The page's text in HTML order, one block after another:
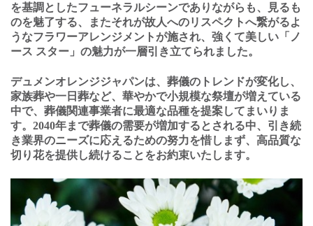
を基調としたフューネラルシーンでありながらも、⾒るも
のを魅了する、またそれが故⼈へのリスペクトへ繋がるよ
うなフラワーアレンジメントが施され、強くて美しい「ノ
ース スター」の魅⼒が⼀層引き⽴てられました。
デュメンオレンジジャパンは、葬儀のトレンドが変化し、
家族葬や⼀⽇葬など、華やかで⼩規模な祭壇が増えている
中で、葬儀関連事業者に最適な品種を提案してまいりま
す。 2040年まで葬儀の需要が増加するとされる中、引き続
き業界のニーズに応えるための努⼒を惜しまず、⾼品質な
切り花を提供し続けることをお約束いたします。